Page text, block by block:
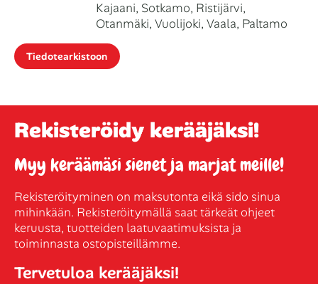
Kajaani, Sotkamo, Ristijärvi,
Otanmäki, Vuolijoki, Vaala, Paltamo
Tiedotearkistoon
Rekisteröidy kerääjäksi!
Myy keräämäsi sienet ja marjat meille!
Rekisteröityminen on maksutonta eikä sido sinua
mihinkään. Rekisteröitymällä saat tärkeät ohjeet
keruusta, tuotteiden laatuvaatimuksista ja
toiminnasta ostopisteillämme.
Tervetuloa kerääjäksi!